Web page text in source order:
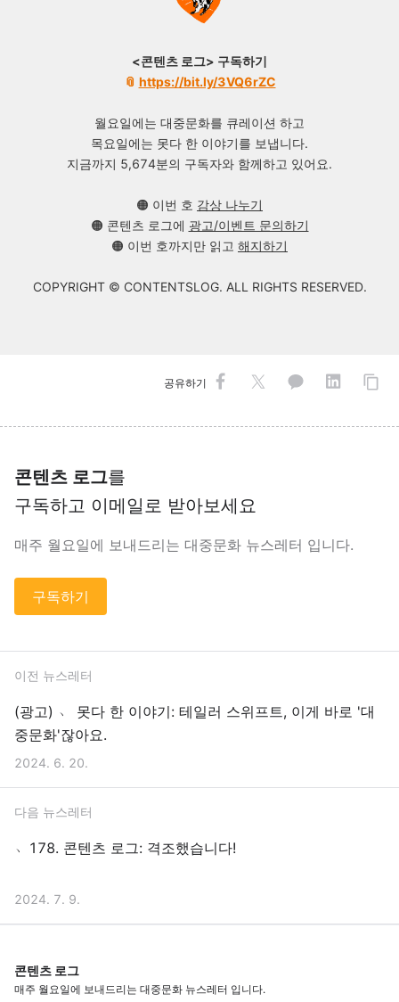
<콘텐츠 로그> 구독하기
📎 https://bit.ly/3VQ6rZC
월요일에는 대중문화를 큐레이션 하고
목요일에는 못다 한 이야기를 보냅니다.
지금까지 5,674분의 구독자와 함께하고 있어요.
🟠 이번 호 감상 나누기
🟠 콘텐츠 로그에 광고/이벤트 문의하기
🟠 이번 호까지만 읽고 해지하기
COPYRIGHT © CONTENTSLOG. ALL RIGHTS RESERVED.
공유하기
콘텐츠 로그를
구독하고 이메일로 받아보세요
매주 월요일에 보내드리는 대중문화 뉴스레터 입니다.
구독하기
이전 뉴스레터
(광고) ﹆ 못다 한 이야기: 테일러 스위프트, 이게 바로 '대
중문화'잖아요.
2024. 6. 20.
다음 뉴스레터
﹅178. 콘텐츠 로그: 격조했습니다!
2024. 7. 9.
콘텐츠 로그
매주 월요일에 보내드리는 대중문화 뉴스레터 입니다.